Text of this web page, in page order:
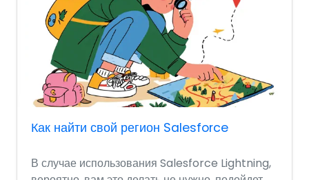
Как найти свой регион Salesforce
В случае использования Salesforce Lightning,